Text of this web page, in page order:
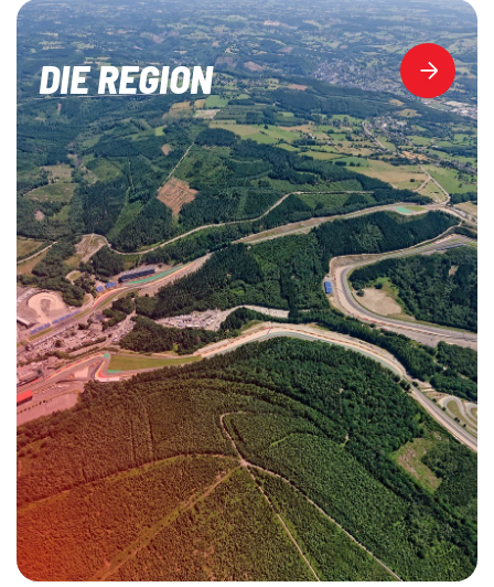
DIE REGION